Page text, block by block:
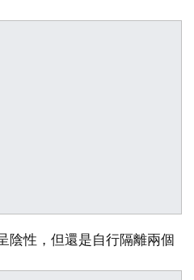
陰性，但還是自行隔離兩個